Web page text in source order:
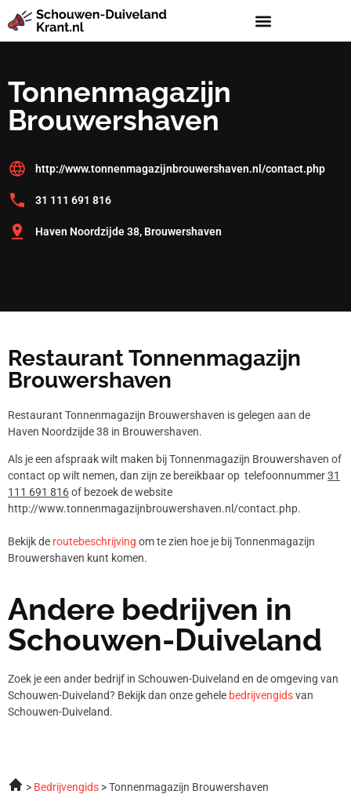
Tonnenmagazijn
Brouwershaven
http://www.tonnenmagazijnbrouwershaven.nl/contact.php
31 111 691 816
Haven Noordzijde 38, Brouwershaven
Restaurant Tonnenmagazijn
Brouwershaven
Restaurant Tonnenmagazijn Brouwershaven is gelegen aan de
Haven Noordzijde 38 in Brouwershaven.
Als je een afspraak wilt maken bij Tonnenmagazijn Brouwershaven of
contact op wilt nemen, dan zijn ze bereikbaar op telefoonnummer31
111 691 816of bezoek de website
http://www.tonnenmagazijnbrouwershaven.nl/contact.php.
Bekijk de routebeschrijving om te zien hoe je bij Tonnenmagazijn
Brouwershaven kunt komen.
Andere bedrijven in
Schouwen-Duiveland
Zoek je een ander bedrijf in Schouwen-Duiveland en de omgeving van
Schouwen-Duiveland? Bekijk dan onze gehele bedrijvengidsvan
Schouwen-Duiveland.
Bedrijvengids Tonnenmagazijn Brouwershaven